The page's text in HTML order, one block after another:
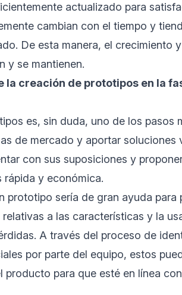
actualizado para
cambian con el tiempo y
De esta manera, el crecimiento
y se mantienen.
la creación de prototipos en la
es, sin duda, uno de los pasos
de mercado y aportar soluciones
con sus suposiciones y
rápida y económica.
prototipo sería de gran ayuda
a las características y la
A través del proceso de
por parte del equipo, estos
producto para que esté en línea